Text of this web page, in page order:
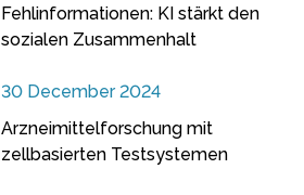
Fehlinformationen: KI stärkt den
sozialen Zusammenhalt
30 December 2024
Arzneimittelforschung mit
zellbasierten Testsystemen